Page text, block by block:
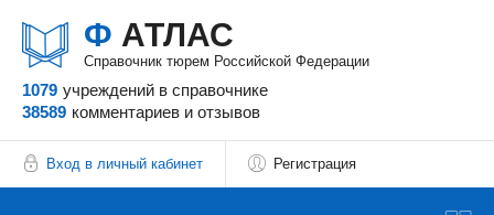
Ф АТЛАС
Справочник тюрем Российской Федерации
1079 учреждений в справочнике
38589 комментариев и отзывов
Вход в личный кабинет Регистрация